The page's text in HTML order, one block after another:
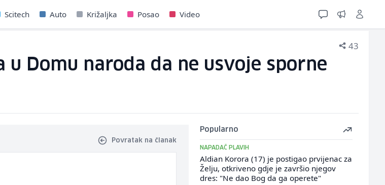
Scitech Auto Križaljka Posao Video
43
u Domu naroda da ne usvoje sporne
Povratak na članak
Popularno
NAPADAČ PLAVIH
Aldian Korora (17) je postigao prvijenac za
Želju, otkriveno gdje je završio njegov
dres: "Ne dao Bog da ga operete"